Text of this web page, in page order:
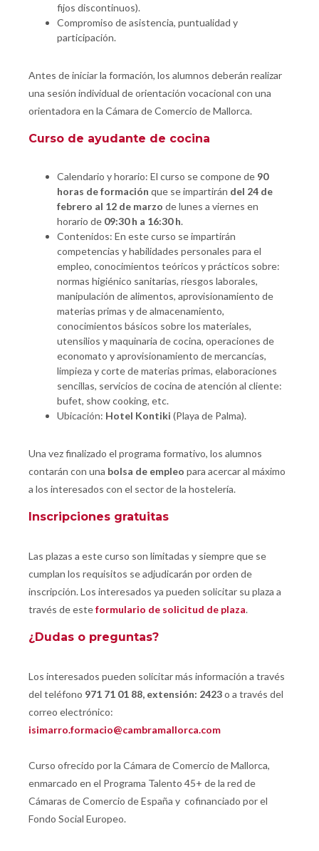
fijos discontinuos).
Compromiso de asistencia, puntualidad y
participación.
Antes de iniciar la formación, los alumnos deberán realizar
una sesión individual de orientación vocacional con una
orientadora en la Cámara de Comercio de Mallorca.
Curso de ayudante de cocina
Calendario y horario: El curso se compone de 90
horas de formación que se impartirán del 24 de
febrero al 12 de marzo de lunes a viernes en
horario de 09:30 h a 16:30 h.
Contenidos: En este curso se impartirán
competencias y habilidades personales para el
empleo, conocimientos teóricos y prácticos sobre:
normas higiénico sanitarias, riesgos laborales,
manipulación de alimentos, aprovisionamiento de
materias primas y de almacenamiento,
conocimientos básicos sobre los materiales,
utensilios y maquinaria de cocina, operaciones de
economato y aprovisionamiento de mercancías,
limpieza y corte de materias primas, elaboraciones
sencillas, servicios de cocina de atención al cliente:
bufet, show cooking, etc.
Ubicación: Hotel Kontiki (Playa de Palma).
Una vez finalizado el programa formativo, los alumnos
contarán con una bolsa de empleo para acercar al máximo
a los interesados con el sector de la hostelería.
Inscripciones gratuitas
Las plazas a este curso son limitadas y siempre que se
cumplan los requisitos se adjudicarán por orden de
inscripción. Los interesados ya pueden solicitar su plaza a
través de esteformulario de solicitud de plaza.
¿Dudas o preguntas?
Los interesados pueden solicitar más información a través
del teléfono 971 71 01 88, extensión: 2423o a través del
correo electrónico:
isimarro.formacio@cambramallorca.com
Curso ofrecido por la Cámara de Comercio de Mallorca,
enmarcado en el Programa Talento 45+ de la red de
Cámaras de Comercio de España y cofinanciado por el
Fondo Social Europeo.